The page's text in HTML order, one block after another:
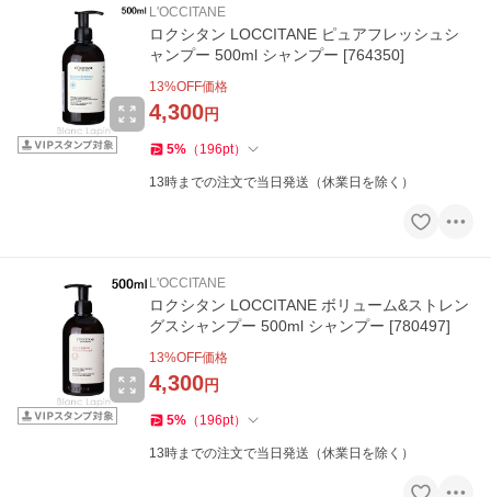
L'OCCITANE
ロクシタン LOCCITANE ピュアフレッシュシ
ャンプー 500ml シャンプー [764350]
13%OFF価格
4,300円
5% （ 196pt）
13時までの注文で当日発送（休業日を除く）
L'OCCITANE
ロクシタン LOCCITANE ボリューム&ストレン
グスシャンプー 500ml シャンプー [780497]
13%OFF価格
4,300円
5% （ 196pt）
13時までの注文で当日発送（休業日を除く）